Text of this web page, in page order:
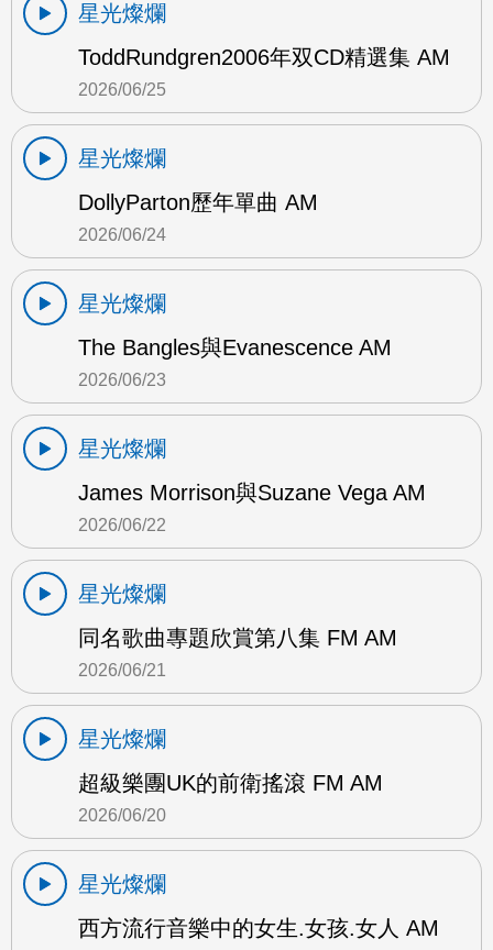
星光燦爛
ToddRundgren2006年双CD精選集 AM
2026/06/25
星光燦爛
DollyParton歷年單曲 AM
2026/06/24
星光燦爛
The Bangles與Evanescence AM
2026/06/23
星光燦爛
James Morrison與Suzane Vega AM
2026/06/22
星光燦爛
同名歌曲專題欣賞第八集 FM AM
2026/06/21
星光燦爛
超級樂團UK的前衛搖滾 FM AM
2026/06/20
星光燦爛
西方流行音樂中的女生.女孩.女人 AM